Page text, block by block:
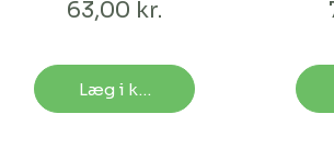
63,00 kr.
Læg i kurv